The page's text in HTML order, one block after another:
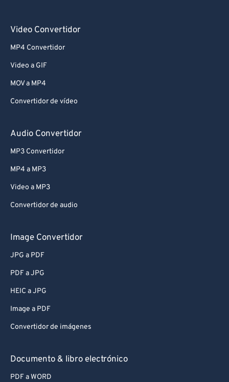
Video Convertidor
MP4 Convertidor
Video a GIF
MOV a MP4
Convertidor de vídeo
Audio Convertidor
MP3 Convertidor
MP4 a MP3
Video a MP3
Convertidor de audio
Image Convertidor
JPG a PDF
PDF a JPG
HEIC a JPG
Image a PDF
Convertidor de imágenes
Documento & libro electrónico
PDF a WORD